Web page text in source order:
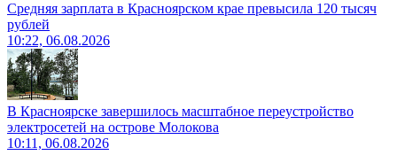
Средняя зарплата в Красноярском крае превысила 120 тысяч
рублей
10:22, 06.08.2026
В Красноярске завершилось масштабное переустройство
электросетей на острове Молокова
10:11, 06.08.2026